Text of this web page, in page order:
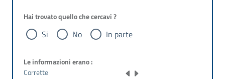
Hai trovato quello che cercavi ?
Si No In parte
Le informazioni erano :
Corrette